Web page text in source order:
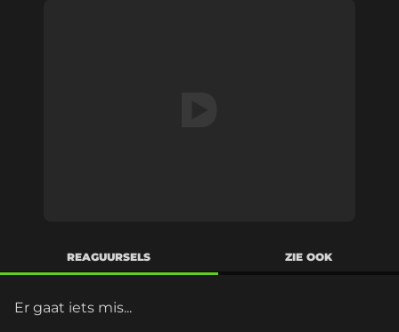
REAGUURSELS ZIE OOK
Er gaat iets mis...